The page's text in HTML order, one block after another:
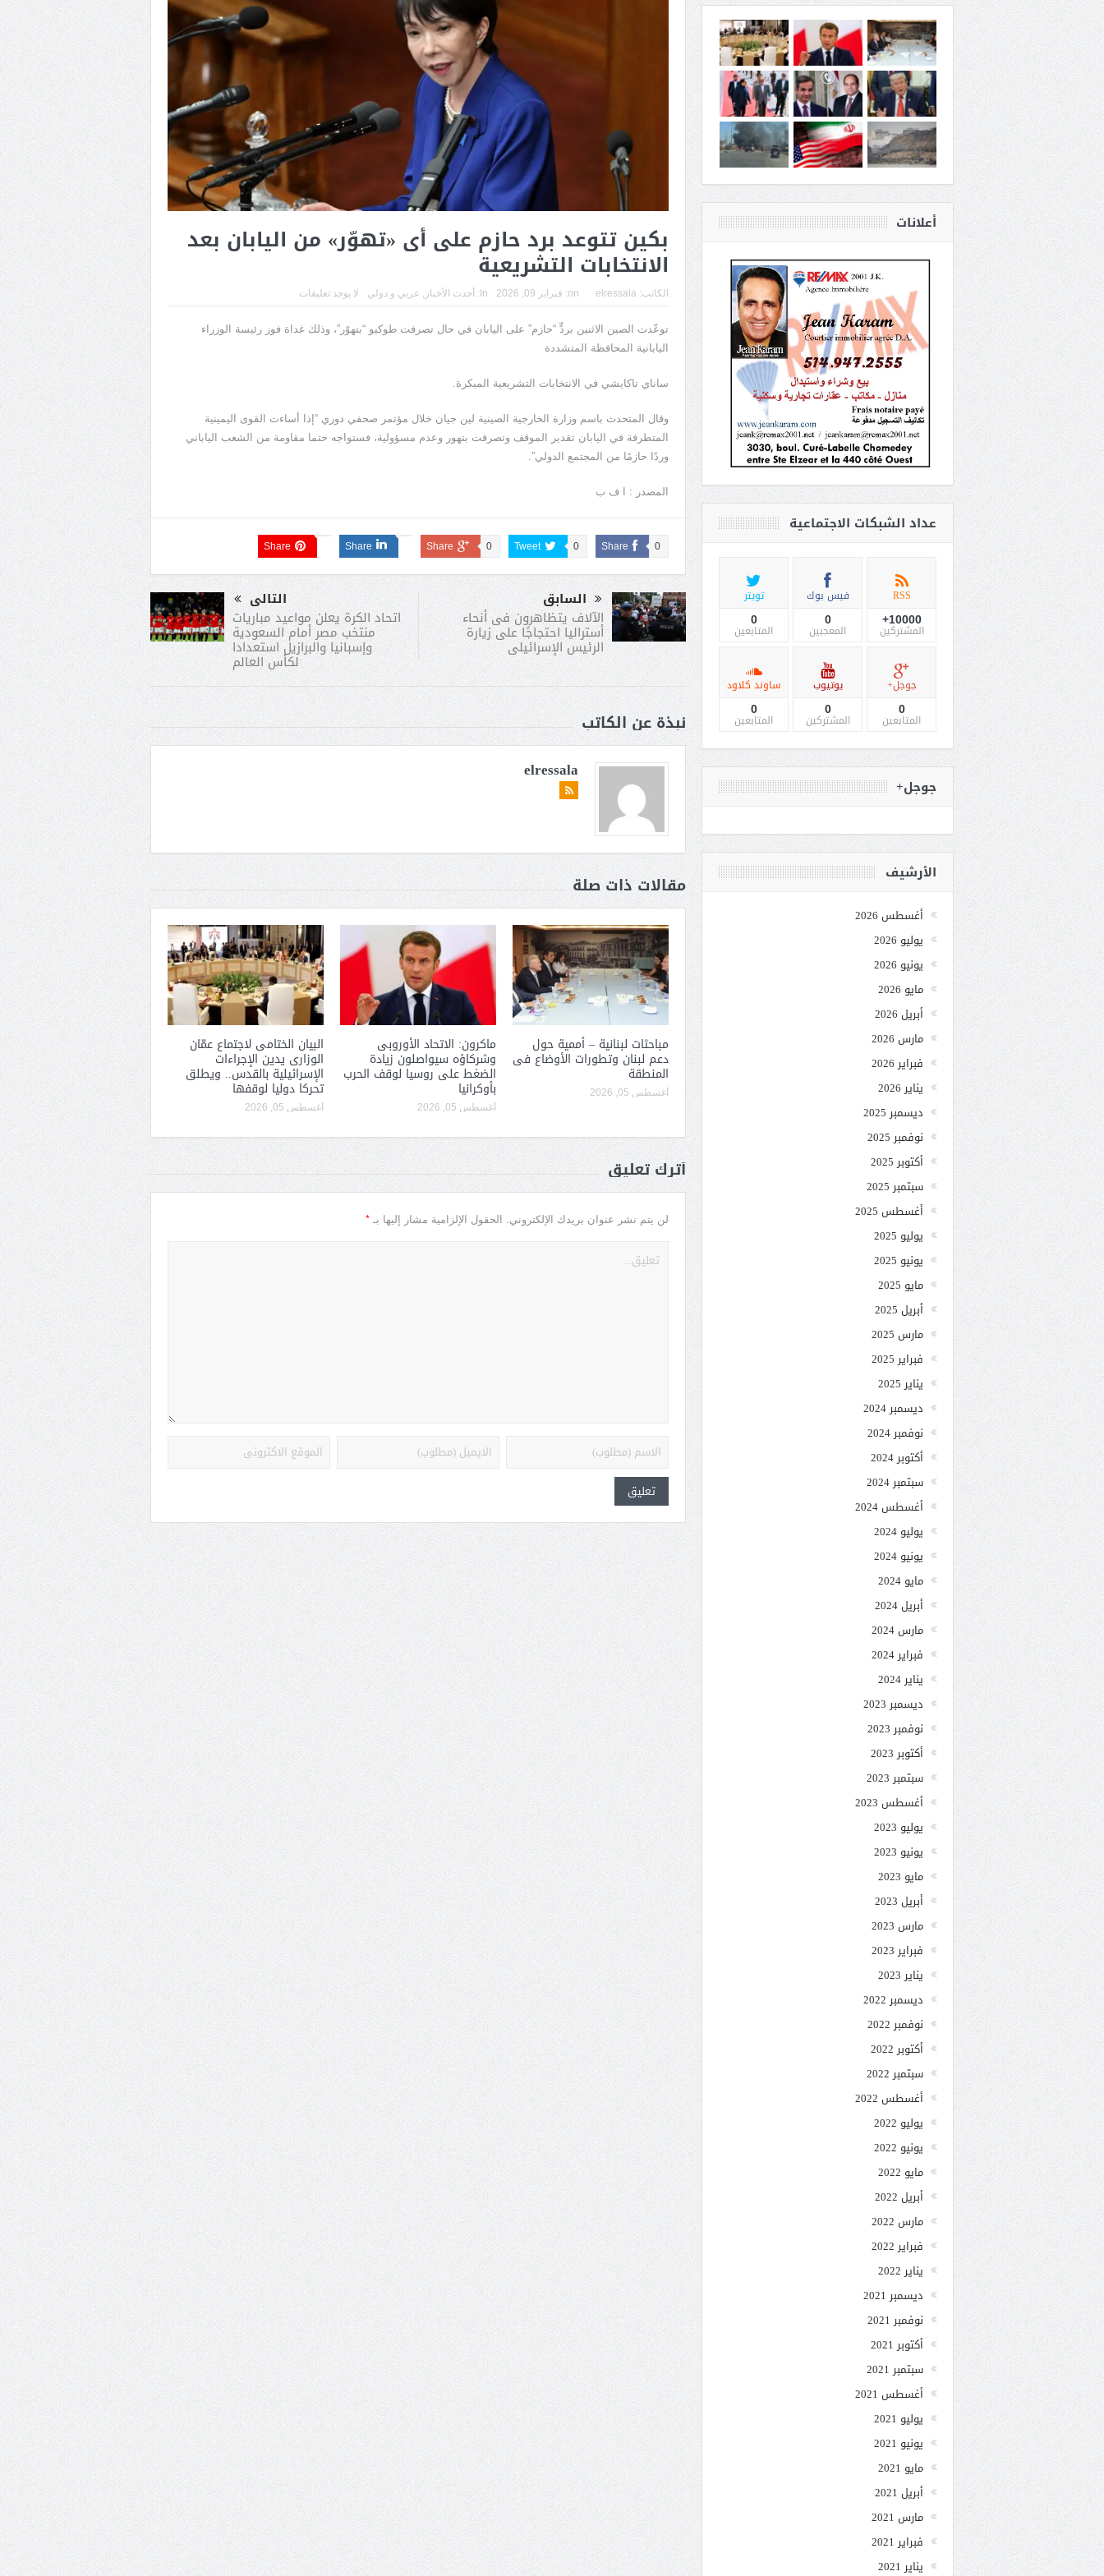
بكين تتوعد برد حازم على أى «تهوّر» من اليابان بعد
الانتخابات التشريعية
الكاتب: elressala
on: فبراير 09, 2026 In: أحدث الأخبار عربي و دولي لا يوجد تعليقات
توعّدت الصين الاثنين بردٍّ “حازم” على اليابان في حال تصرفت طوكيو “بتهوّر”، وذلك غداة فوز رئيسة الوزراء
اليابانية المحافظة المتشددة
ساناي تاكايشي في الانتخابات التشريعية المبكرة.
وقال المتحدث باسم وزارة الخارجية الصينية لين جيان خلال مؤتمر صحفي دوري “إذا أساءت القوى اليمينية
المتطرفة في اليابان تقدير الموقف وتصرفت بتهور وعدم مسؤولية، فستواجه حتما مقاومة من الشعب الياباني
وردًا حازمًا من المجتمع الدولي”.
المصدر : ا ف ب
Share 0
Tweet 0
Share 0
Share
Share
السابق
الآلاف يتظاهرون فى أنحاء
أستراليا احتجاجًا على زيارة
الرئيس الإسرائيلى
التالى
اتحاد الكرة يعلن مواعيد مباريات
منتخب مصر أمام السعودية
وإسبانيا والبرازيل استعدادا
لكأس العالم
نبذة عن الكاتب
elressala
مقالات ذات صلة
مباحثات لبنانية – أممية حول
دعم لبنان وتطورات الأوضاع فى
المنطقة
أغسطس 05, 2026
ماكرون: الاتحاد الأوروبى
وشركاؤه سيواصلون زيادة
الضغط على روسيا لوقف الحرب
بأوكرانيا
أغسطس 05, 2026
البيان الختامى لاجتماع عمّان
الوزارى يدين الإجراءات
الإسرائيلية بالقدس.. ويطلق
تحركا دوليا لوقفها
أغسطس 05, 2026
أترك تعليق
لن يتم نشر عنوان بريدك الإلكتروني. الحقول الإلزامية مشار إليها بـ *
أعلانات
عداد الشبكات الاجتماعية
RSS
10000+
المشتركين
فيس بوك
0
المعجبين
تويتر
0
المتابعين
جوجل+
0
المتابعين
يوتيوب
0
المشتركين
ساوند كلاود
0
المتابعين
جوجل+
الأرشيف
أغسطس 2026
يوليو 2026
يونيو 2026
مايو 2026
أبريل 2026
مارس 2026
فبراير 2026
يناير 2026
ديسمبر 2025
نوفمبر 2025
أكتوبر 2025
سبتمبر 2025
أغسطس 2025
يوليو 2025
يونيو 2025
مايو 2025
أبريل 2025
مارس 2025
فبراير 2025
يناير 2025
ديسمبر 2024
نوفمبر 2024
أكتوبر 2024
سبتمبر 2024
أغسطس 2024
يوليو 2024
يونيو 2024
مايو 2024
أبريل 2024
مارس 2024
فبراير 2024
يناير 2024
ديسمبر 2023
نوفمبر 2023
أكتوبر 2023
سبتمبر 2023
أغسطس 2023
يوليو 2023
يونيو 2023
مايو 2023
أبريل 2023
مارس 2023
فبراير 2023
يناير 2023
ديسمبر 2022
نوفمبر 2022
أكتوبر 2022
سبتمبر 2022
أغسطس 2022
يوليو 2022
يونيو 2022
مايو 2022
أبريل 2022
مارس 2022
فبراير 2022
يناير 2022
ديسمبر 2021
نوفمبر 2021
أكتوبر 2021
سبتمبر 2021
أغسطس 2021
يوليو 2021
يونيو 2021
مايو 2021
أبريل 2021
مارس 2021
فبراير 2021
يناير 2021